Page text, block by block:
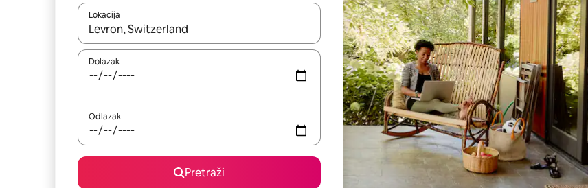
Lokacija
Kada budu dostupni rezultati, moći ćete ih pregledati koristeći se strelicama prema gore i prema dolje, kao i
Dolazak
Odlazak
Pretraži